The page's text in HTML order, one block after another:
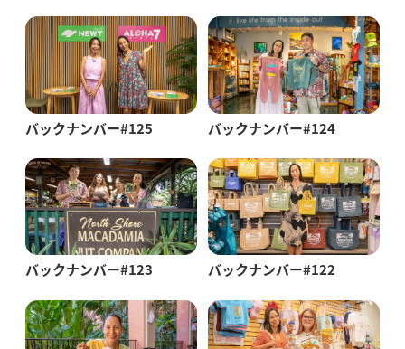
バックナンバー#125 バックナンバー#124
バックナンバー#123 バックナンバー#122